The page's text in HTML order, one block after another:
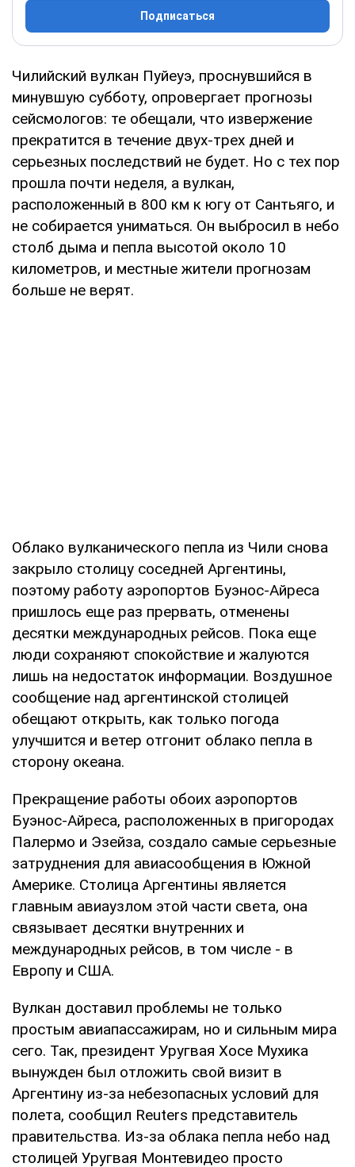
Подписаться
Чилийский вулкан Пуйеуэ, проснувшийся в
минувшую субботу, опровергает прогнозы
сейсмологов: те обещали, что извержение
прекратится в течение двух-трех дней и
серьезных последствий не будет. Но с тех пор
прошла почти неделя, а вулкан,
расположенный в 800 км к югу от Сантьяго, и
не собирается униматься. Он выбросил в небо
столб дыма и пепла высотой около 10
километров, и местные жители прогнозам
больше не верят.
Облако вулканического пепла из Чили снова
закрыло столицу соседней Аргентины,
поэтому работу аэропортов Буэнос-Айреса
пришлось еще раз прервать, отменены
десятки международных рейсов. Пока еще
люди сохраняют спокойствие и жалуются
лишь на недостаток информации. Воздушное
сообщение над аргентинской столицей
обещают открыть, как только погода
улучшится и ветер отгонит облако пепла в
сторону океана.
Прекращение работы обоих аэропортов
Буэнос-Айреса, расположенных в пригородах
Палермо и Эзейза, создало самые серьезные
затруднения для авиасообщения в Южной
Америке. Столица Аргентины является
главным авиаузлом этой части света, она
связывает десятки внутренних и
международных рейсов, в том числе - в
Европу и США.
Вулкан доставил проблемы не только
простым авиапассажирам, но и сильным мира
сего. Так, президент Уругвая Хосе Мухика
вынужден был отложить свой визит в
Аргентину из-за небезопасных условий для
полета, сообщил Reuters представитель
правительства. Из-за облака пепла небо над
столицей Уругвая Монтевидео просто